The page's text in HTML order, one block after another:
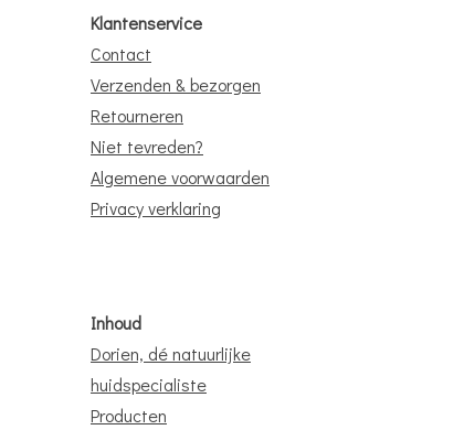
Klantenservice
Contact
Verzenden & bezorgen
Retourneren
Niet tevreden?
Algemene voorwaarden
Privacy verklaring
Inhoud
Dorien, dé natuurlijke
huidspecialiste
Producten